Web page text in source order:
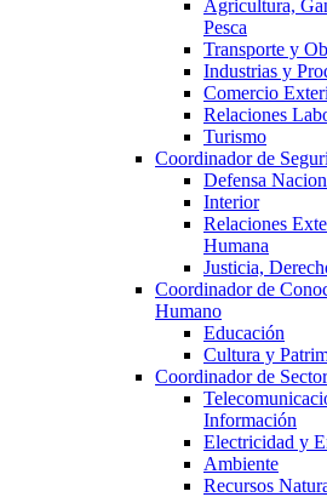
Agricultura,
Pesca
Transporte y
Industrias y
Comercio
Relaciones
Turismo
Coordinador de
Defensa
Interior
Relaciones
Humana
Justicia,
Coordinador de
Humano
Educación
Cultura y
Coordinador de
Información
Electricidad y
Ambiente
Recursos